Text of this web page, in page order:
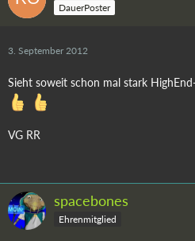
DauerPoster
3. September 2012
Sieht soweit schon mal stark
VG RR
spacebones
Ehrenmitglied